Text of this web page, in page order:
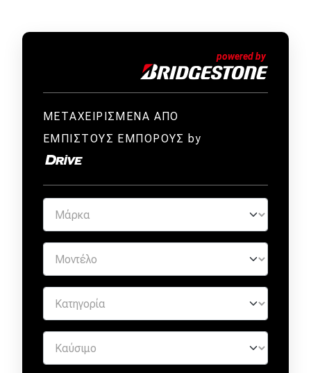
ΜΕΤΑΧΕΙΡΙΣΜΕΝΑ ΑΠΟ
ΕΜΠΙΣΤΟΥΣ ΕΜΠΟΡΟΥΣ by